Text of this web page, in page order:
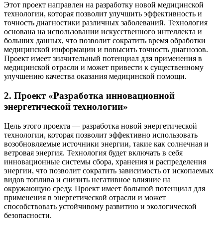
Этот проект направлен на разработку новой медицинской
технологии, которая позволит улучшить эффективность и
точность диагностики различных заболеваний. Технология
основана на использовании искусственного интеллекта и
больших данных, что позволит сократить время обработки
медицинской информации и повысить точность диагнозов.
Проект имеет значительный потенциал для применения в
медицинской отрасли и может привести к существенному
улучшению качества оказания медицинской помощи.
2. Проект «Разработка инновационной
энергетической технологии»
Цель этого проекта — разработка новой энергетической
технологии, которая позволит эффективно использовать
возобновляемые источники энергии, такие как солнечная и
ветровая энергия. Технология будет включать в себя
инновационные системы сбора, хранения и распределения
энергии, что позволит сократить зависимость от ископаемых
видов топлива и снизить негативное влияние на
окружающую среду. Проект имеет большой потенциал для
применения в энергетической отрасли и может
способствовать устойчивому развитию и экологической
безопасности.